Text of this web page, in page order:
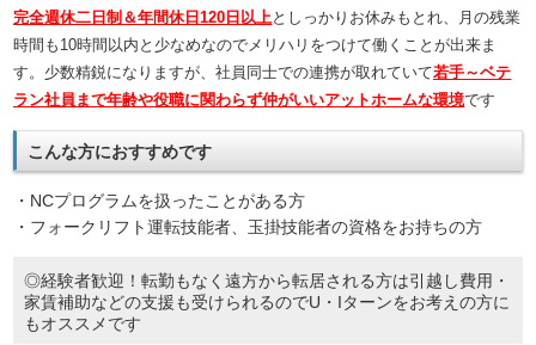
完全週休二日制＆年間休日120日以上 としっかりお休みもとれ、月の残業
時間も10時間以内と少なめなのでメリハリをつけて働くことが出来ま
す。少数精鋭になりますが、社員同士での連携が取れていて若手～ベテ
ラン社員まで年齢や役職に関わらず仲がいいアットホームな環境です
こんな方におすすめです
・NCプログラムを扱ったことがある方
・フォークリフト運転技能者、玉掛技能者の資格をお持ちの方
◎経験者歓迎！転勤もなく遠方から転居される方は引越し費用・
家賃補助などの支援も受けられるのでU・Iターンをお考えの方に
もオススメです